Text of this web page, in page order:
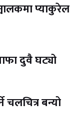
प्याकुरेल
दुवै घट्यो
चलचित्र बन्यो